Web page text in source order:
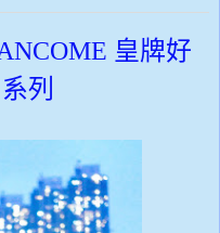
皇牌好
列